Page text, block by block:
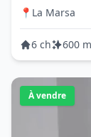
📍 La Marsa
6 ch 600
À vendre